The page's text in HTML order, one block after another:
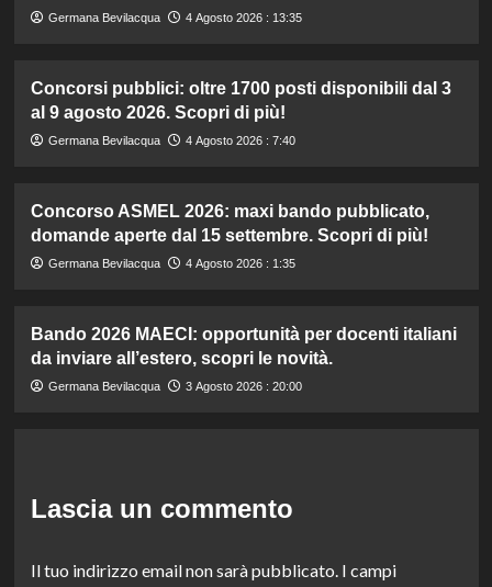
Germana Bevilacqua 4 Agosto 2026 : 13:35
Concorsi pubblici: oltre 1700 posti disponibili dal 3
al 9 agosto 2026. Scopri di più!
Germana Bevilacqua 4 Agosto 2026 : 7:40
Concorso ASMEL 2026: maxi bando pubblicato,
domande aperte dal 15 settembre. Scopri di più!
Germana Bevilacqua 4 Agosto 2026 : 1:35
Bando 2026 MAECI: opportunità per docenti italiani
da inviare all’estero, scopri le novità.
Germana Bevilacqua 3 Agosto 2026 : 20:00
Lascia un commento
Il tuo indirizzo email non sarà pubblicato. I campi